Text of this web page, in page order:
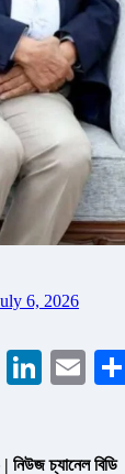
6, 2026
নিউজ চ্যানেল বিডি